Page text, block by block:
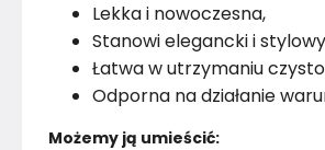
Lekka i nowoczesna,
Stanowi elegancki i
Łatwa w utrzymaniu
Odporna na działanie
Możemy ją umieścić: